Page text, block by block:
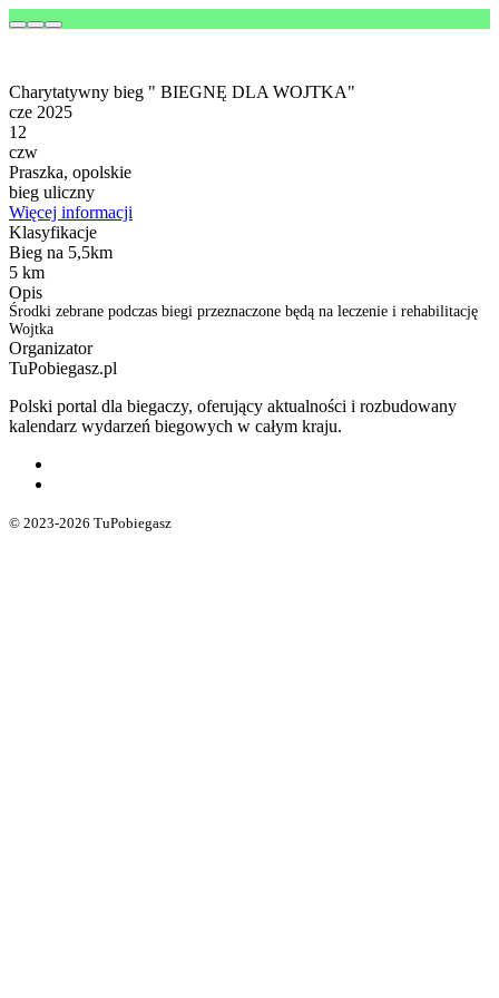
Charytatywny bieg " BIEGNĘ DLA WOJTKA"
cze 2025
12
czw
Praszka, opolskie
bieg uliczny
Więcej informacji
Klasyfikacje
Bieg na 5,5km
5 km
Opis
Środki zebrane podczas biegi przeznaczone będą na leczenie i rehabilitację
Wojtka
Organizator
TuPobiegasz.pl
Polski portal dla biegaczy, oferujący aktualności i rozbudowany
kalendarz wydarzeń biegowych w całym kraju.
© 2023-2026 TuPobiegasz